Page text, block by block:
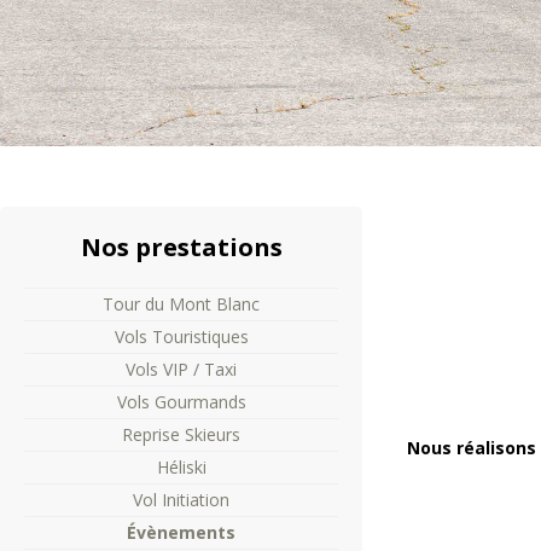
Nos prestations
Tour du Mont Blanc
Vols Touristiques
Vols VIP / Taxi
Vols Gourmands
Reprise Skieurs
Héliski
Vol Initiation
Évènements
Nous